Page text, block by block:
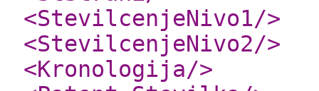
<StevilcenjeNivo1/>
<StevilcenjeNivo2/>
<Kronologija/>